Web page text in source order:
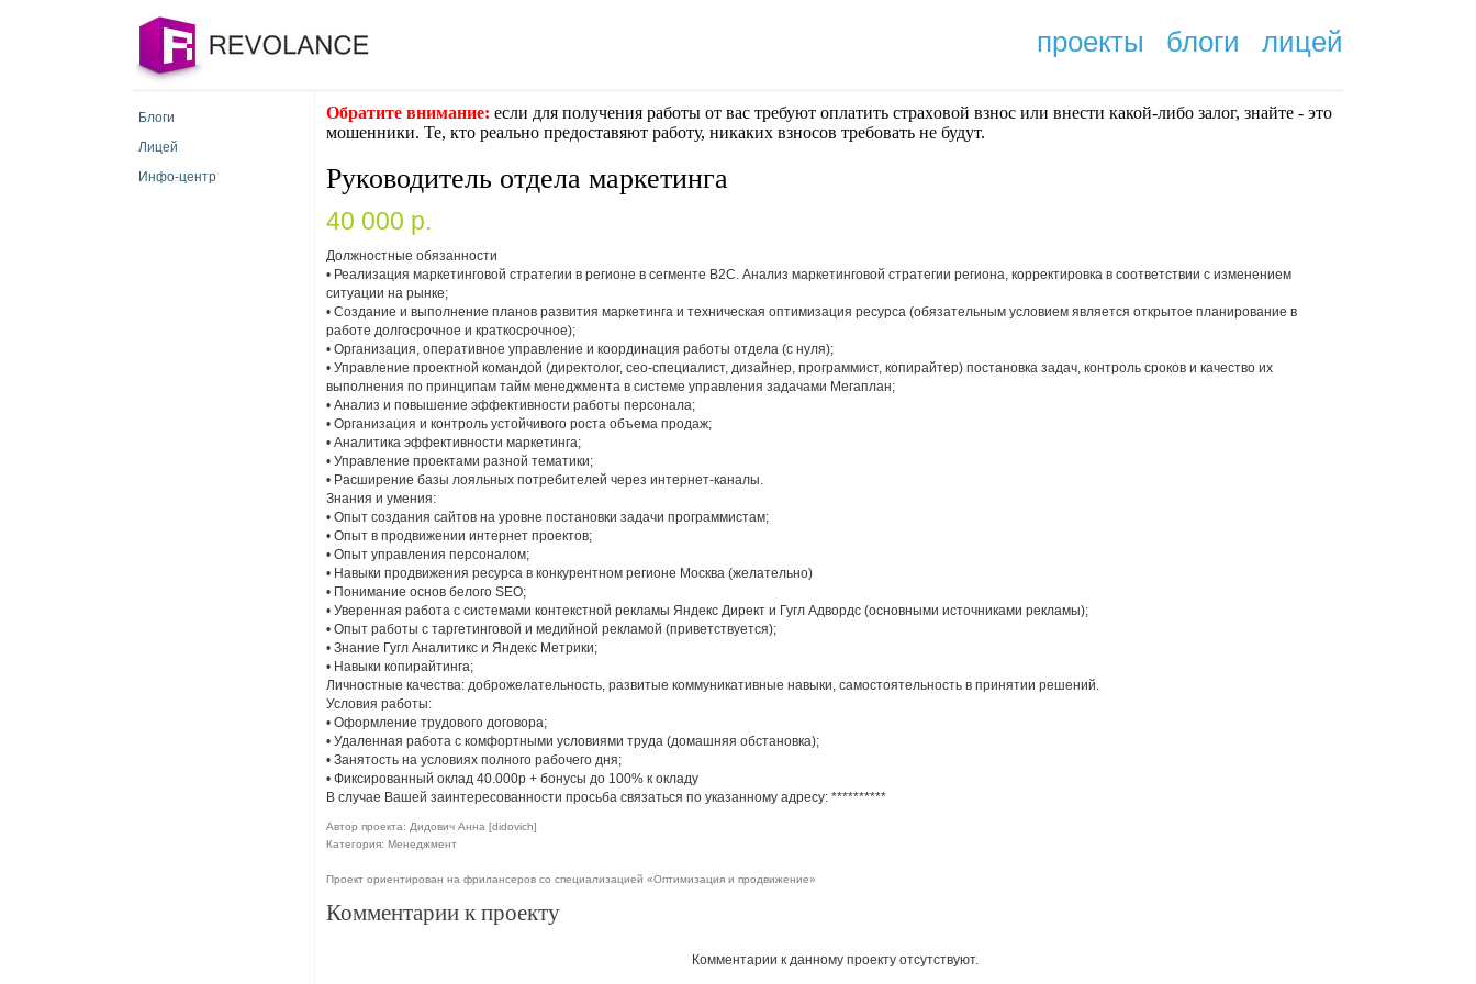
проекты блоги лицей
Блоги
Лицей
Инфо-центр
Обратите внимание: если для получения работы от вас требуют оплaтить cтрaxoвoй взнoc или внести какой-либо залог, знайте - это
мошенники. Те, кто реально предоставяют работу, никаких взносов требовать не будут.
Руководитель отдела маркетинга
40 000 p.
Должностные обязанности
• Реализация маркетинговой стратегии в регионе в сегменте В2С. Анализ маркетинговой стратегии региона, корректировка в соответствии с изменением
ситуации на рынке;
• Создание и выполнение планов развития маркетинга и техническая оптимизация ресурса (обязательным условием является открытое планирование в
работе долгосрочное и краткосрочное);
• Организация, оперативное управление и координация работы отдела (с нуля);
• Управление проектной командой (директолог, сео-специалист, дизайнер, программист, копирайтер) постановка задач, контроль сроков и качество их
выполнения по принципам тайм менеджмента в системе управления задачами Мегаплан;
• Анализ и повышение эффективности работы персонала;
• Организация и контроль устойчивого роста объема продаж;
• Аналитика эффективности маркетинга;
• Управление проектами разной тематики;
• Расширение базы лояльных потребителей через интернет-каналы.
Знания и умения:
• Опыт создания сайтов на уровне постановки задачи программистам;
• Опыт в продвижении интернет проектов;
• Опыт управления персоналом;
• Навыки продвижения ресурса в конкурентном регионе Москва (желательно)
• Понимание основ белого SEO;
• Уверенная работа с системами контекстной рекламы Яндекс Директ и Гугл Адвордс (основными источниками рекламы);
• Опыт работы с таргетинговой и медийной рекламой (приветствуется);
• Знание Гугл Аналитикс и Яндекс Метрики;
• Навыки копирайтинга;
Личностные качества: доброжелательность, развитые коммуникативные навыки, самостоятельность в принятии решений.
Условия работы:
• Оформление трудового договора;
• Удаленная работа с комфортными условиями труда (домашняя обстановка);
• Занятость на условиях полного рабочего дня;
• Фиксированный оклад 40.000р + бонусы до 100% к окладу
В случае Вашей заинтересованности просьба связаться по указанному адресу: **********
Автор проекта: Дидович Анна [didovich]
Категория: Менеджмент
Проект ориентирован на фрилансеров со специализацией «Оптимизация и продвижение»
Комментарии к проекту
Комментарии к данному проекту отсутствуют.